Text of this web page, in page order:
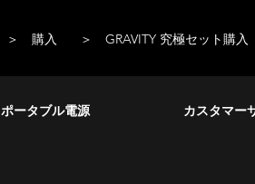
＞ 購入 ＞ GRAVITY 究極セット購入
ポータブル電源 カスタマー